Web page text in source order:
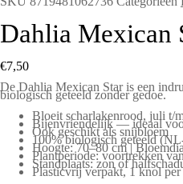
Dahlia Mexican
€7,50
De Dahlia Mexican Star is een
biologisch geteeld zonder gedoe.
Bloeit scharlakenrood, juli t/
Bijenvriendelijk — ideaal
Ook geschikt als snijbloem
100% biologisch geteeld
Hoogte: 70–80 cm |
Plantperiode: voortrekken
Standplaats: zon of
Plasticvrij verpakt, 1 knol per